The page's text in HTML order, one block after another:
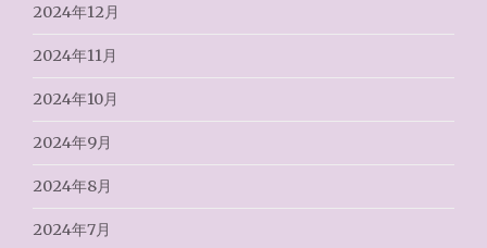
2024年12月
2024年11月
2024年10月
2024年9月
2024年8月
2024年7月